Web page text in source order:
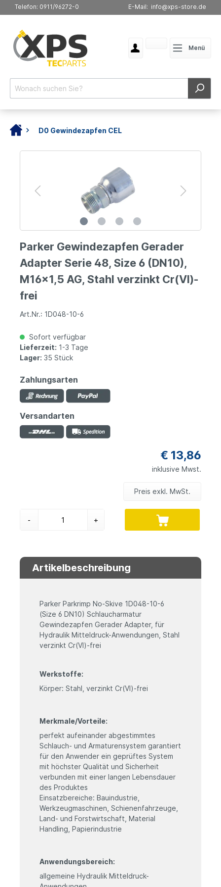
Telefon: 0911/96272-0 E-Mail: info@xps-store.de
Menü
D0 Gewindezapfen CEL
Parker Gewindezapfen Gerader
Adapter Serie 48, Size 6 (DN10),
M16x1,5 AG, Stahl verzinkt Cr(VI)-
frei
Art.Nr.: 1D048-10-6
Sofort verfügbar
Lieferzeit: 1-3 Tage
Lager: 35 Stück
Zahlungsarten
Versandarten
€ 13,86
inklusive Mwst.
Preis exkl. MwSt.
- +
Artikelbeschreibung
Parker Parkrimp No-Skive 1D048-10-6
(Size 6 DN10) Schlaucharmatur
Gewindezapfen Gerader Adapter, für
Hydraulik Mitteldruck-Anwendungen, Stahl
verzinkt Cr(VI)-frei
Werkstoffe:
Körper: Stahl, verzinkt Cr(VI)-frei
Merkmale/Vorteile:
perfekt aufeinander abgestimmtes
Schlauch- und Armaturensystem garantiert
für den Anwender ein geprüftes System
mit höchster Qualität und Sicherheit
verbunden mit einer langen Lebensdauer
des Produktes
Einsatzbereiche: Bauindustrie,
Werkzeugmaschinen, Schienenfahrzeuge,
Land- und Forstwirtschaft, Material
Handling, Papierindustrie
Anwendungsbereich:
allgemeine Hydraulik Mitteldruck-